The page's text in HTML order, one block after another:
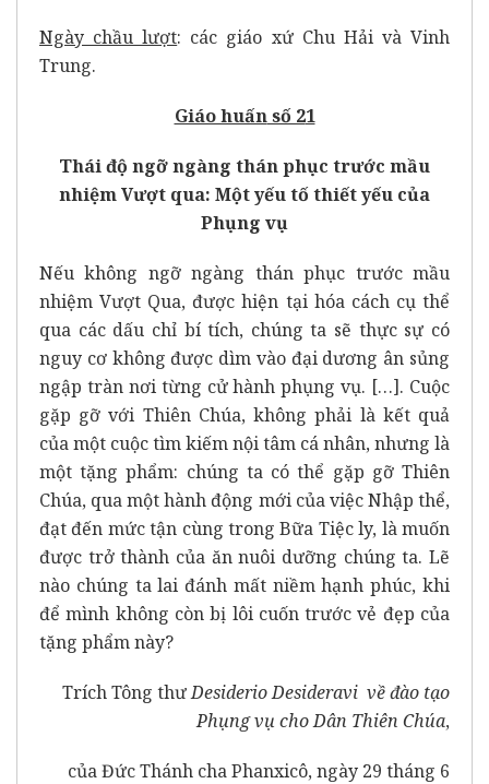
Ngày chầu lượt: các giáo xứ Chu Hải và Vinh
Trung.
Giáo huấnsố 21
Thái độ ngỡ ngàng thán phục trước mầu
nhiệm Vượt qua: Một yếu tố thiết yếu của
Phụng vụ
Nếu không ngỡ ngàng thán phục trước mầu
nhiệm Vượt Qua, được hiện tại hóa cách cụ thể
qua các dấu chỉ bí tích, chúng ta sẽ thực sự có
nguy cơ không được dìm vào đại dương ân sủng
ngập tràn nơi từng cử hành phụng vụ. […]. Cuộc
gặp gỡ với Thiên Chúa, không phải là kết quả
của một cuộc tìm kiếm nội tâm cá nhân, nhưng là
một tặng phẩm: chúng ta có thể gặp gỡ Thiên
Chúa, qua một hành động mới của việc Nhập thể,
đạt đến mức tận cùng trong Bữa Tiệc ly, là muốn
được trở thành của ăn nuôi dưỡng chúng ta. Lẽ
nào chúng ta lai đánh mất niềm hạnh phúc, khi
để mình không còn bị lôi cuốn trước vẻ đẹp của
tặng phẩm này?
Trích Tông thưDesiderio Desideravi về đào tạo
Phụng vụ cho Dân Thiên Chúa,
của Đức Thánh cha Phanxicô, ngày 29 tháng 6